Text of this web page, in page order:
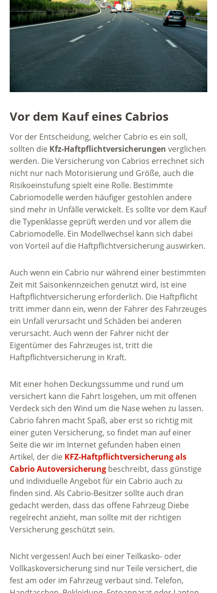
Vor dem Kauf eines Cabrios
Vor der Entscheidung, welcher Cabrio es ein soll,
sollten die Kfz-Haftpflichtversicherungen verglichen
werden. Die Versicherung von Cabrios errechnet sich
nicht nur nach Motorisierung und Größe, auch die
Risikoeinstufung spielt eine Rolle. Bestimmte
Cabriomodelle werden häufiger gestohlen andere
sind mehr in Unfälle verwickelt. Es sollte vor dem Kauf
die Typenklasse geprüft werden und vor allem die
Cabriomodelle. Ein Modellwechsel kann sich dabei
von Vorteil auf die Haftpflichtversicherung auswirken.
Auch wenn ein Cabrio nur während einer bestimmten
Zeit mit Saisonkennzeichen genutzt wird, ist eine
Haftpflichtversicherung erforderlich. Die Haftpflicht
tritt immer dann ein, wenn der Fahrer des Fahrzeuges
ein Unfall verursacht und Schäden bei anderen
verursacht. Auch wenn der Fahrer nicht der
Eigentümer des Fahrzeuges ist, tritt die
Haftpflichtversicherung in Kraft.
Mit einer hohen Deckungssumme und rund um
versichert kann die Fahrt losgehen, um mit offenen
Verdeck sich den Wind um die Nase wehen zu lassen.
Cabrio fahren macht Spaß, aber erst so richtig mit
einer guten Versicherung, so findet man auf einer
Seite die wir im Internet gefunden haben einen
Artikel, der die KFZ-Haftpflichtversicherung als
Cabrio Autoversicherung beschreibt, dass günstige
und individuelle Angebot für ein Cabrio auch zu
finden sind. Als Cabrio-Besitzer sollte auch dran
gedacht werden, dass das offene Fahrzeug Diebe
regelrecht anzieht, man sollte mit der richtigen
Versicherung geschützt sein.
Nicht vergessen! Auch bei einer Teilkasko- oder
Vollkaskoversicherung sind nur Teile versichert, die
fest am oder im Fahrzeug verbaut sind. Telefon,